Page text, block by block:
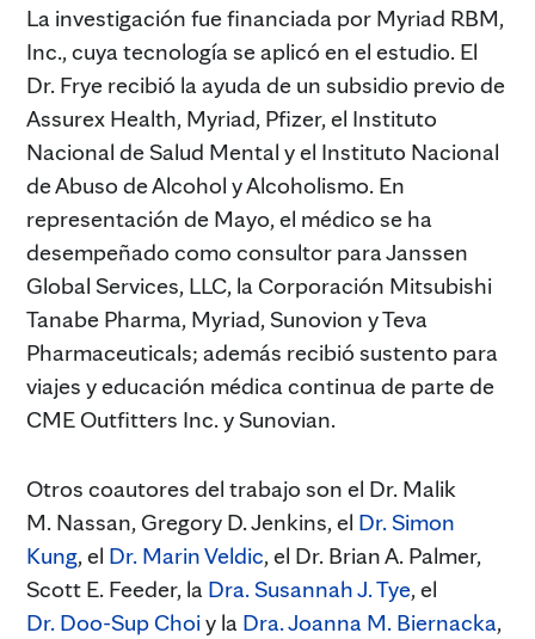
La investigación fue financiada por Myriad RBM,
Inc., cuya tecnología se aplicó en el estudio. El
Dr. Frye recibió la ayuda de un subsidio previo de
Assurex Health, Myriad, Pfizer, el Instituto
Nacional de Salud Mental y el Instituto Nacional
de Abuso de Alcohol y Alcoholismo. En
representación de Mayo, el médico se ha
desempeñado como consultor para Janssen
Global Services, LLC, la Corporación Mitsubishi
Tanabe Pharma, Myriad, Sunovion y Teva
Pharmaceuticals; además recibió sustento para
viajes y educación médica continua de parte de
CME Outfitters Inc. y Sunovian.
Otros coautores del trabajo son el Dr. Malik
M. Nassan, Gregory D. Jenkins, el Dr. Simon
Kung, el Dr. Marin Veldic, el Dr. Brian A. Palmer,
Scott E. Feeder, la Dra. Susannah J. Tye, el
Dr. Doo-Sup Choiy la Dra. Joanna M. Biernacka,